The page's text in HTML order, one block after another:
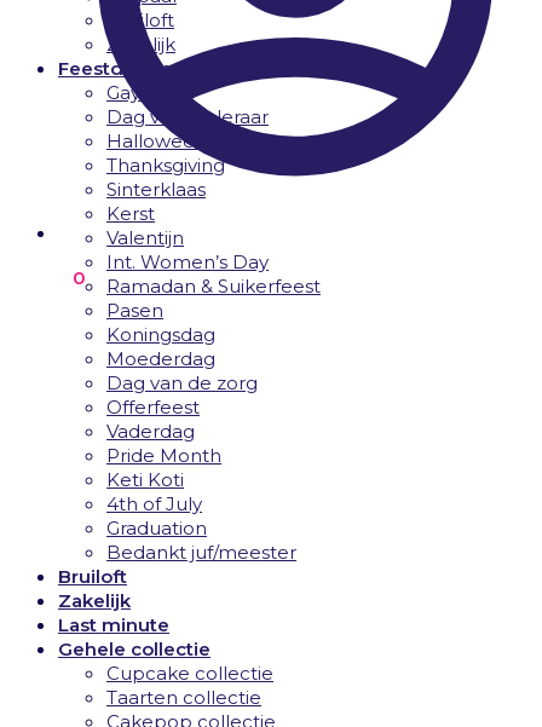
0
Bruiloft
Zakelijk
Feestdagen
Gay Pride
Dag van de leraar
Halloween
Thanksgiving
Sinterklaas
Kerst
Valentijn
Int. Women’s Day
Ramadan & Suikerfeest
Pasen
Koningsdag
Moederdag
Dag van de zorg
Offerfeest
Vaderdag
Pride Month
Keti Koti
4th of July
Graduation
Bedankt juf/meester
Bruiloft
Zakelijk
Last minute
Gehele collectie
Cupcake collectie
Taarten collectie
Cakepop collectie